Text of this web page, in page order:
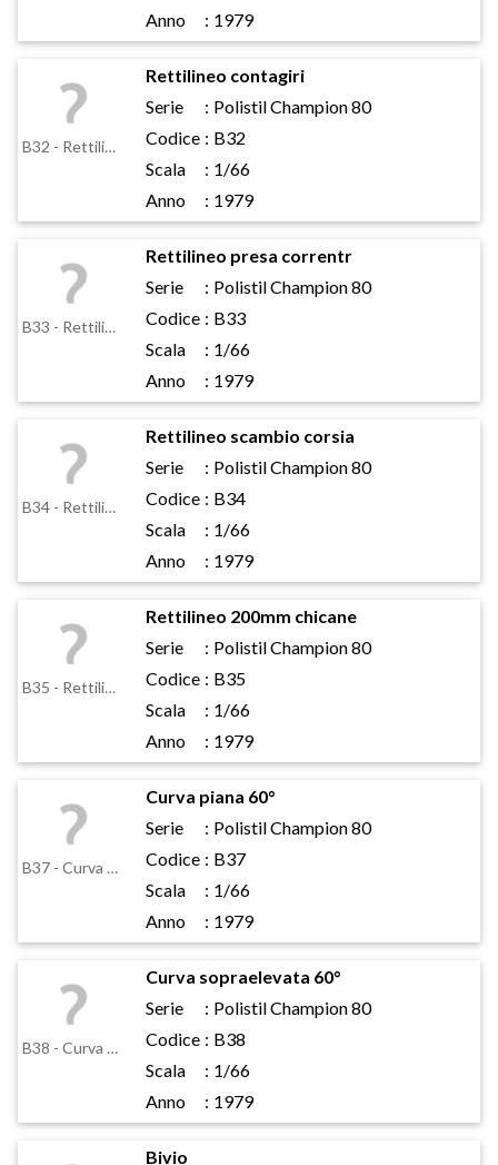
Anno
: 1979
B32 - Rettilineo contagiri
Rettilineo contagiri
Serie
: Polistil Champion 80
Codice : B32
Scala
: 1/66
Anno
: 1979
B33 - Rettilineo presa correntr
Rettilineo presa correntr
Serie
: Polistil Champion 80
Codice : B33
Scala
: 1/66
Anno
: 1979
B34 - Rettilineo scambio corsia
Rettilineo scambio corsia
Serie
: Polistil Champion 80
Codice : B34
Scala
: 1/66
Anno
: 1979
B35 - Rettilineo 200mm chicane
Rettilineo 200mm chicane
Serie
: Polistil Champion 80
Codice : B35
Scala
: 1/66
Anno
: 1979
B37 - Curva piana 60°
Curva piana 60°
Serie
: Polistil Champion 80
Codice : B37
Scala
: 1/66
Anno
: 1979
B38 - Curva sopraelevata 60°
Curva sopraelevata 60°
Serie
: Polistil Champion 80
Codice : B38
Scala
: 1/66
Anno
: 1979
Bivio